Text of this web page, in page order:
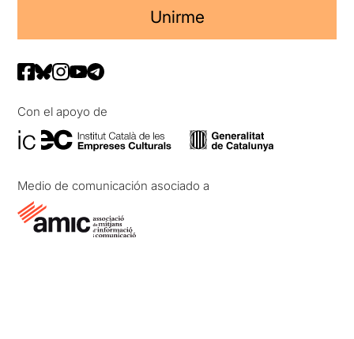
Unirme
Con el apoyo de
Medio de comunicación asociado a